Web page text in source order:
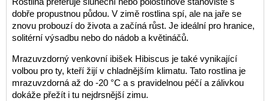
dobře propustnou půdou. V zimě rostlina spí, ale na jaře se
znovu probouzí do života a začíná růst. Je ideální pro hranice,
solitérní výsadbu nebo do nádob a květináčů.
Mrazuvzdorný venkovní ibišek Hibiscus je také vynikající
volbou pro ty, kteří žijí v chladnějším klimatu. Tato rostlina je
mrazuvzdorná až do -20 °C a s pravidelnou péčí a zálivkou
dokáže přežít i tu nejdrsnější zimu.